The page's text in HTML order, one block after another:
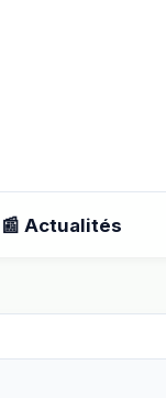
📰 Actualités